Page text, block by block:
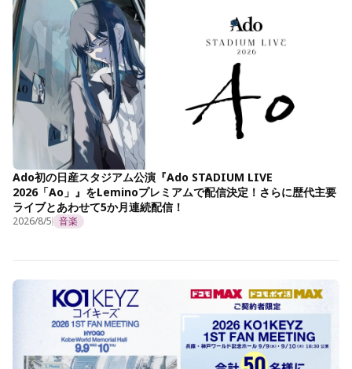
Ado初の日産スタジアム公演『Ado STADIUM LIVE
2026「Ao」』をLeminoプレミアムで配信決定！さらに歴代主要
ライブとあわせて5か月連続配信！
2026/8/5 音楽